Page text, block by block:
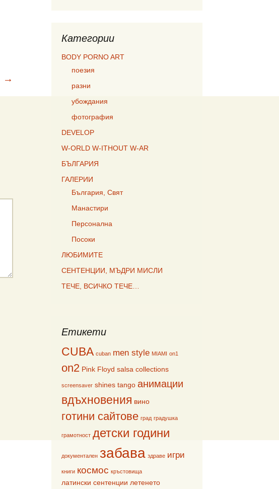
→
Категории
BODY PORNO ART
поезия
разни
убождания
фотография
DEVELOP
W-ORLD W-ITHOUT W-AR
БЪЛГАРИЯ
ГАЛЕРИИ
България, Свят
Манастири
Персонална
Посоки
ЛЮБИМИТЕ
СЕНТЕНЦИИ, МЪДРИ МИСЛИ
ТЕЧЕ, ВСИЧКО ТЕЧЕ…
Етикети
CUBA cuban men style MIAMI on1
on2 Pink Floyd salsa collections
screensaver shines tango анимации
вдъхновения вино
готини сайтове град градушка
грамотност детски години
документален забава здраве игри
книги космос кръстовища
латински сентенции летенето